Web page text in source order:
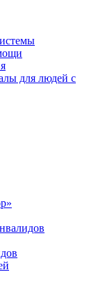
для людей с